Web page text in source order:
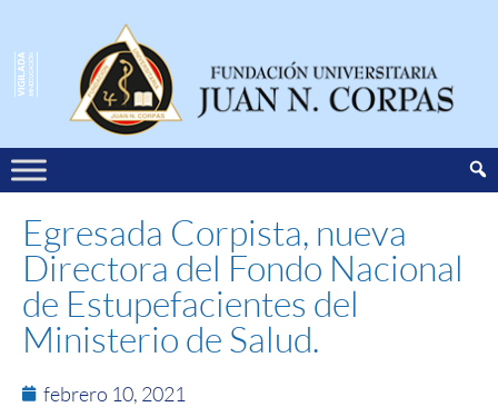
Egresada Corpista, nueva
Directora del Fondo Nacional
de Estupefacientes del
Ministerio de Salud.
febrero 10, 2021